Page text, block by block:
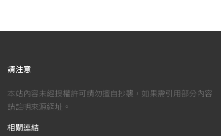
請注意
本站內容未經授權許可請勿擅自抄襲，如果需引用部分內容
請註明來源網址。
相關連結